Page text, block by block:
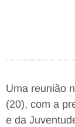
Uma reunião
(20), com a
e da